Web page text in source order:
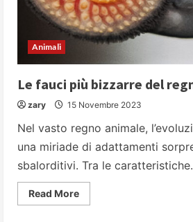
Animali
Le fauci più bizzarre del
zary 15 Novembre 2023
Nel vasto regno animale,
una miriade di adattamenti
sbalorditivi. Tra le
Read MoreRead
more